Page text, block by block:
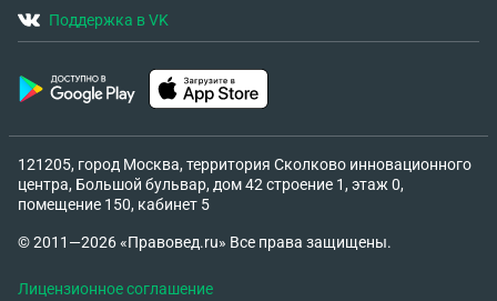
Поддержка в VK
121205, город Москва, территория Сколково инновационного
центра, Большой бульвар, дом 42 строение 1, этаж 0,
помещение 150, кабинет 5
© 2011—2026 «Правовед.ru» Все права защищены.
Лицензионное соглашение